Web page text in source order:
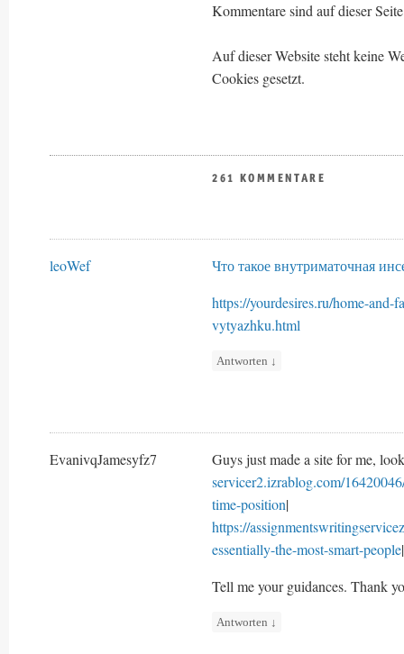
Kommentare sind auf dieser
Auf dieser Website steht keine
Cookies gesetzt.
261 KOMMENTARE
leoWef
Что такое внутриматочная
https://yourdesires.ru/home-
vytyazhku.html
Antworten ↓
EvanivqJamesyfz7
Guys just made a site for me,
servicer2.izrablog.com/
time-position|
https://
essentially-the-most-smart-people|
Tell me your guidances. Thank
Antworten ↓